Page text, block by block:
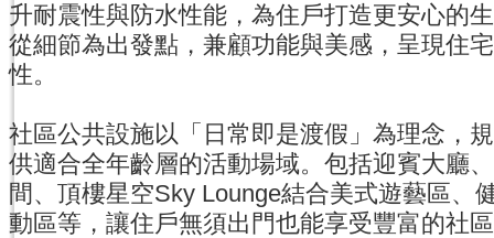
升耐震性與防水性能，為住戶打造更安心的
從細節為出發點，兼顧功能與美感，呈現住
性。
社區公共設施以「日常即是渡假」為理念，
供適合全年齡層的活動場域。包括迎賓大廳
間、頂樓星空Sky Lounge結合美式遊藝區、
動區等，讓住戶無須出門也能享受豐富的社